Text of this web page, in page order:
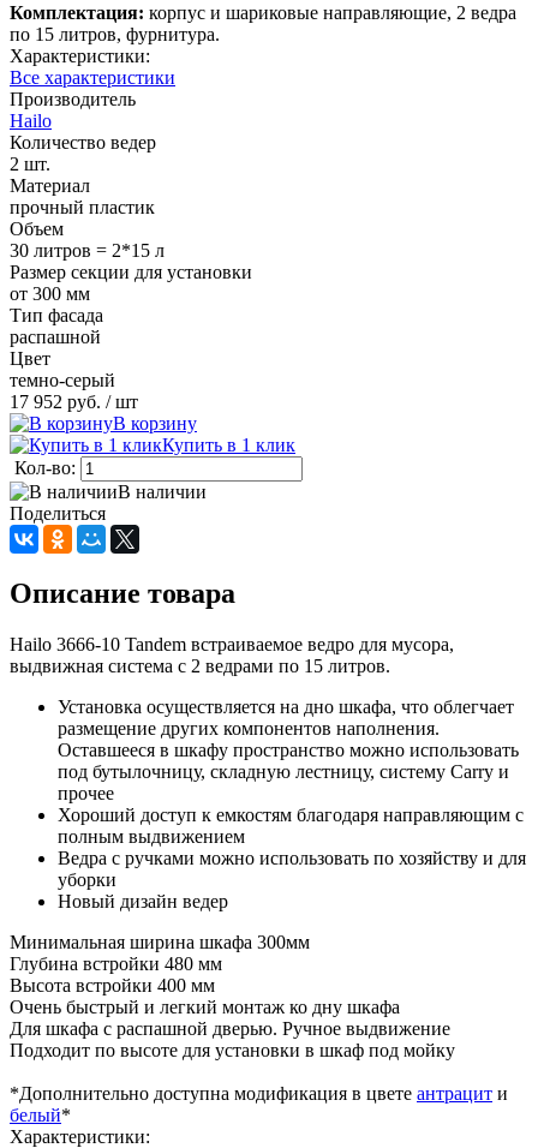
Комплектация: корпус и шариковые направляющие, 2 ведра
по 15 литров, фурнитура.
Характеристики:
Все характеристики
Производитель
Hailo
Количество ведер
2 шт.
Материал
прочный пластик
Объем
30 литров = 2*15 л
Размер секции для установки
от 300 мм
Тип фасада
распашной
Цвет
темно-серый
17 952 руб. / шт
В корзину
Купить в 1 клик
Кол-во:
В наличии
Поделиться
Описание товара
Hailo 3666-10 Tandem встраиваемое ведро для мусора,
выдвижная система с 2 ведрами по 15 литров.
Установка осуществляется на дно шкафа, что облегчает
размещение других компонентов наполнения.
Оставшееся в шкафу пространство можно использовать
под бутылочницу, складную лестницу, систему Carry и
прочее
Хороший доступ к емкостям благодаря направляющим с
полным выдвижением
Ведра с ручками можно использовать по хозяйству и для
уборки
Новый дизайн ведер
Минимальная ширина шкафа 300мм
Глубина встройки 480 мм
Высота встройки 400 мм
Очень быстрый и легкий монтаж ко дну шкафа
Для шкафа с распашной дверью. Ручное выдвижение
Подходит по высоте для установки в шкаф под мойку
*Дополнительно доступна модификация в цвете антрацит и
белый*
Характеристики: